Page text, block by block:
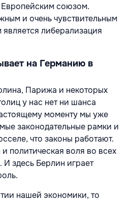
союзом.
и очень чувствительным
либерализация
на Германию в
Парижа и некоторых
у нас нет ни шанса
моменту мы уже
законодательные рамки и
что законы работают.
политическая воля во всех
И здесь Берлин играет
нашей экономики, то